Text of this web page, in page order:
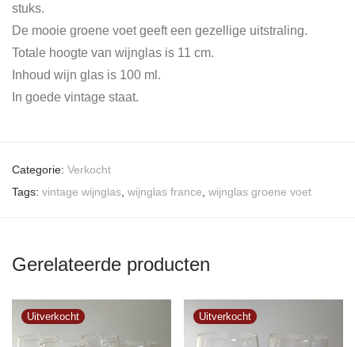
stuks.
De mooie groene voet geeft een gezellige uitstraling.
Totale hoogte van wijnglas is 11 cm.
Inhoud wijn glas is 100 ml.
In goede vintage staat.
Categorie: Verkocht
Tags: vintage wijnglas wijnglas france wijnglas groene voet
Gerelateerde producten